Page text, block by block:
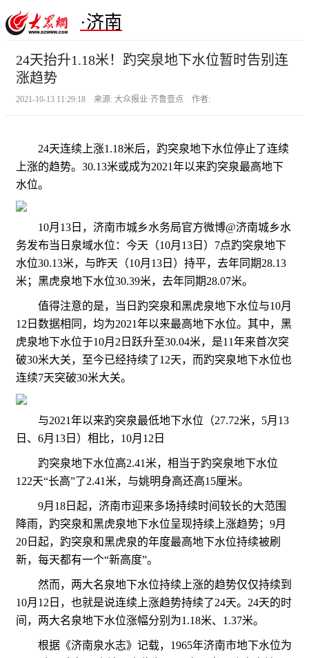
·济南
24天抬升1.18米！趵突泉地下水位暂时告别连
涨趋势
2021-10-13 11:29:18 来源: 大众报业·齐鲁壹点 作者:
24天连续上涨1.18米后，趵突泉地下水位停止了连续
上涨的趋势。30.13米或成为2021年以来趵突泉最高地下
水位。
10月13日，济南市城乡水务局官方微博@济南城乡水
务发布当日泉域水位：今天（10月13日）7点趵突泉地下
水位30.13米，与昨天（10月13日）持平，去年同期28.13
米；黑虎泉地下水位30.39米，去年同期28.07米。
值得注意的是，当日趵突泉和黑虎泉地下水位与10月
12日数据相同，均为2021年以来最高地下水位。其中，黑
虎泉地下水位于10月2日跃升至30.04米，是11年来首次突
破30米大关，至今已经持续了12天，而趵突泉地下水位也
连续7天突破30米大关。
与2021年以来趵突泉最低地下水位（27.72米，5月13
日、6月13日）相比，10月12日
趵突泉地下水位高2.41米，相当于趵突泉地下水位
122天“长高”了2.41米，与姚明身高还高15厘米。
9月18日起，济南市迎来多场持续时间较长的大范围
降雨，趵突泉和黑虎泉地下水位呈现持续上涨趋势；9月
20日起，趵突泉和黑虎泉的年度最高地下水位持续被刷
新，每天都有一个“新高度”。
然而，两大名泉地下水位持续上涨的趋势仅仅持续到
10月12日，也就是说连续上涨趋势持续了24天。24天的时
间，两大名泉地下水位涨幅分别为1.18米、1.37米。
根据《济南泉水志》记载，1965年济南市地下水位为